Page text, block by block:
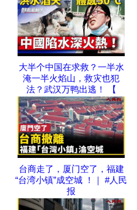
大半个中国在求救？一半水
淹一半火焰山，救灾也犯
法？武汉万鸭出逃！ 【
台商走了，厦门空了，福建
“台湾小镇”成空城 ！｜ #人民
报